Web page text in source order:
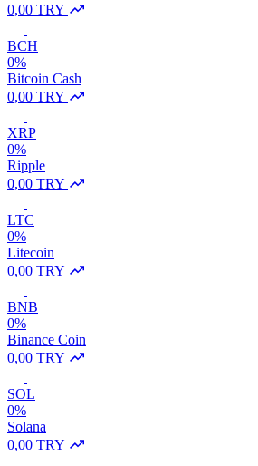
0,00 TRY
BCH
0%
Bitcoin Cash
0,00 TRY
XRP
0%
Ripple
0,00 TRY
LTC
0%
Litecoin
0,00 TRY
BNB
0%
Binance Coin
0,00 TRY
SOL
0%
Solana
0,00 TRY